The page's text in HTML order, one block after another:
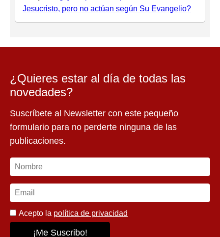
Jesucristo, pero no actúan según Su Evangelio?
¿Quieres estar al día de todas las
novedades?
Suscríbete al Newsletter con este pequeño
formulario para no perderte ninguna de las
publicaciones.
Acepto la política de privacidad